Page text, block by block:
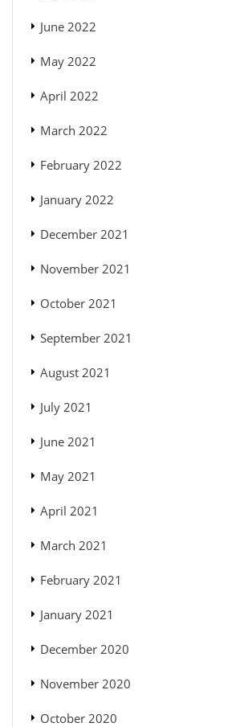
June 2022
May 2022
April 2022
March 2022
February 2022
January 2022
December 2021
November 2021
October 2021
September 2021
August 2021
July 2021
June 2021
May 2021
April 2021
March 2021
February 2021
January 2021
December 2020
November 2020
October 2020